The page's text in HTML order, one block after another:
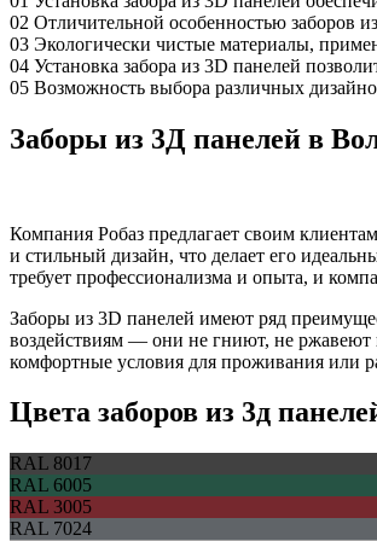
02 Отличительной особенностью заборов
03 Экологически чистые материалы,
04 Установка забора из 3D панелей
05 Возможность выбора различных
Заборы из 3Д панелей в
Компания Робаз предлагает своим
и стильный дизайн, что делает его
требует профессионализма и опыта, и
Заборы из 3D панелей имеют ряд
воздействиям — они не гниют, не ржавеют
комфортные условия для проживания или
Цвета заборов из 3д
RAL 8017
RAL 6005
RAL 3005
RAL 7024